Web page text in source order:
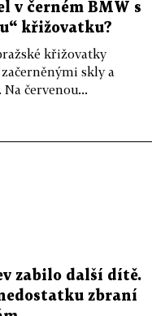
v černém BMW s
křižovatku?
křižovatky
skly a
červenou...
zabilo další dítě.
zbraní